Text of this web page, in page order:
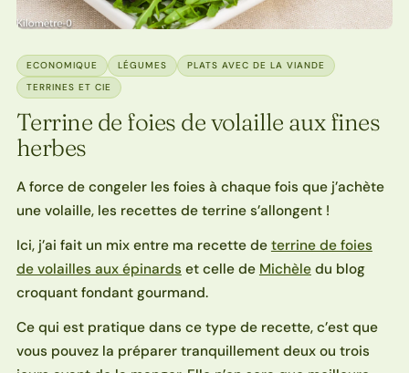
ECONOMIQUE LÉGUMES
PLATS AVEC DE LA VIANDE
TERRINES ET CIE
Terrine de foies de volaille aux fines
herbes
A force de congeler les foies à chaque fois que j’achète
une volaille, les recettes de terrine s’allongent !
Ici, j’ai fait un mix entre ma recette de terrine de foies
de volailles aux épinards et celle de Michèledu blog
croquant fondant gourmand.
Ce qui est pratique dans ce type de recette, c’est que
vous pouvez la préparer tranquillement deux ou trois